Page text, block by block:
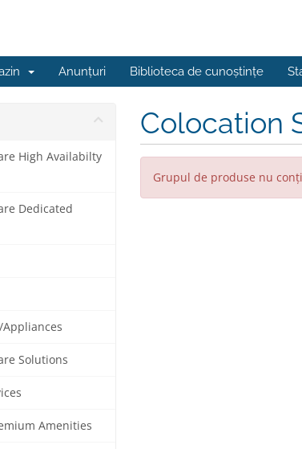
Anunțuri Biblioteca de cunoștințe
High Availabilty
Dedicated
Appliances
Solutions
Amenities
Colocation
Grupul de produse nu